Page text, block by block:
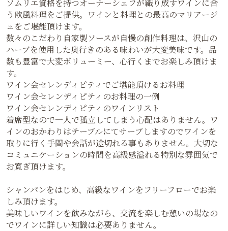
ソムリエ資格を持つオーナーシェフが織り成すワインに合
う欧風料理をご提供。ワインと料理との最高のマリアージ
ュをご堪能頂けます。
数々のこだわり自家製ソースが自慢の創作料理は、沢山の
ハーブを使用した奥行きのある味わいが大変美味です。品
数も豊富で大変ボリューミー、心行くまでお楽しみ頂けま
す。
ワイン会セレンディピティでご堪能頂けるお料理
ワイン会セレンディピティのお料理の一例
ワイン会セレンディピティのワインリスト
着席型なので一人で孤立してしまう心配はありません。ワ
インのおかわりはテーブルにてサーブしますのでワインを
取りに行く手間や会話が途切れる事もありません。大切な
コミュニケーションの時間を高級感溢れる特別な雰囲気で
お寛ぎ頂けます。
シャンパンをはじめ、高級なワインをフリーフローでお楽
しみ頂けます。
美味しいワインを飲みながら、交流を楽しむ憩いの場なの
でワインに詳しい知識は必要ありません。